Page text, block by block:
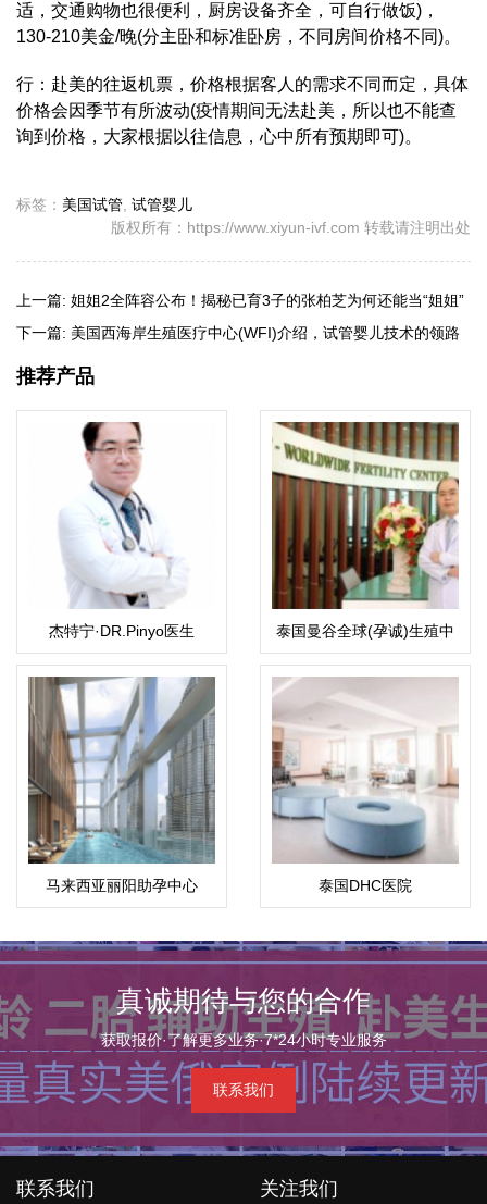
适，交通购物也很便利，厨房设备齐全，可自行做饭)，
130-210美金/晚(分主卧和标准卧房，不同房间价格不同)。
行：赴美的往返机票，价格根据客人的需求不同而定，具体
价格会因季节有所波动(疫情期间无法赴美，所以也不能查
询到价格，大家根据以往信息，心中所有预期即可)。
标签： 美国试管, 试管婴儿
版权所有：https://www.xiyun-ivf.com 转载请注明出处
上一篇: 姐姐2全阵容公布！揭秘已育3子的张柏芝为何还能当“姐姐”
下一篇: 美国西海岸生殖医疗中心(WFI)介绍，试管婴儿技术的领路
人之一
推荐产品
杰特宁·DR.Pinyo医生
泰国曼谷全球(孕诚)生殖中
心
马来西亚丽阳助孕中心 泰国DHC医院
真诚期待与您的合作
获取报价·了解更多业务·7*24小时专业服务
联系我们
联系我们 关注我们